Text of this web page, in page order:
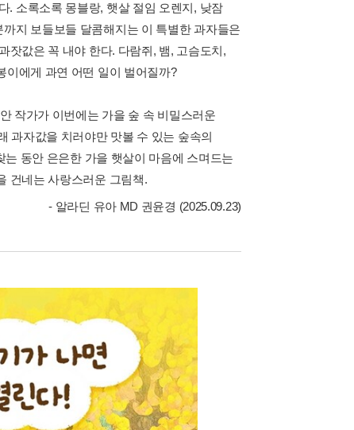
. 소록소록 몽블랑, 햇살 절임 오렌지, 낮잠
지 보들보들 달콤해지는 이 특별한 과자들은
잣값은 꼭 내야 한다. 다람쥐, 뱀, 고슴도치,
이에게 과연 어떤 일이 벌어질까?
작가가 이번에는 가을 숲 속 비밀스러운
과자값을 치러야만 맛볼 수 있는 숲속의
는 동안 은은한 가을 햇살이 마음에 스며드는
건네는 사랑스러운 그림책.
- 알라딘 유아 MD 권윤경 (2025.09.23)